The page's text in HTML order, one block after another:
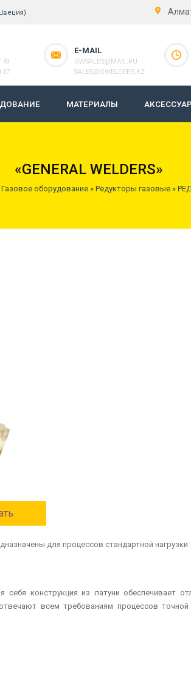
49
37
E-MAIL
GWSALES@MAIL.RU
SALES@GWELDERS.KZ
МАТЕРИАЛЫ
«GENERAL WELDERS»
Газовое оборудование » Редукторы газовые »
для процессов стандартной нагрузки.
конструкция из латуни обеспечивает
всем требованиям процессов точной